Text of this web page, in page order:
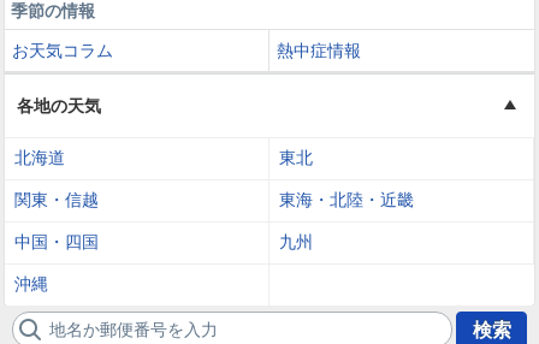
季節の情報
お天気コラム 熱中症情報
各地の天気
北海道 東北
関東・信越 東海・北陸・近畿
中国・四国 九州
沖縄
地名か郵便番号を入力 検索